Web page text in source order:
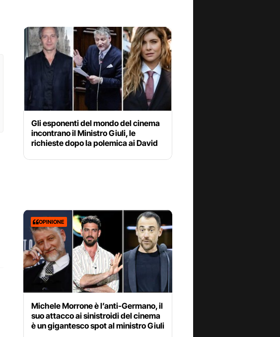
Gli esponenti del mondo del cinema
incontrano il Ministro Giuli, le
richieste dopo la polemica ai David
OPINIONE
Michele Morrone è l’anti-Germano, il
suo attacco ai sinistroidi del cinema
è un gigantesco spot al ministro Giuli